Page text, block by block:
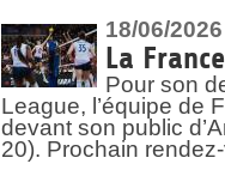
18/06/2026
La
Pour son
League, l’équipe de
devant son public
20). Prochain